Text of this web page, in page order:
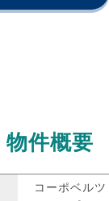
物件概要
コーポベルツ